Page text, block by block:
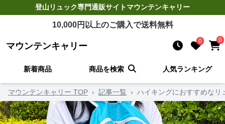
登山リュック専門通販サイトマウンテンキャリー
10,000円以上のご購入で送料無料
マウンテンキャリー 0 0
新着商品 商品を検索 人気ランキング
マウンテンキャリー TOP › 記事一覧 › ハイキングにおすすめなリ